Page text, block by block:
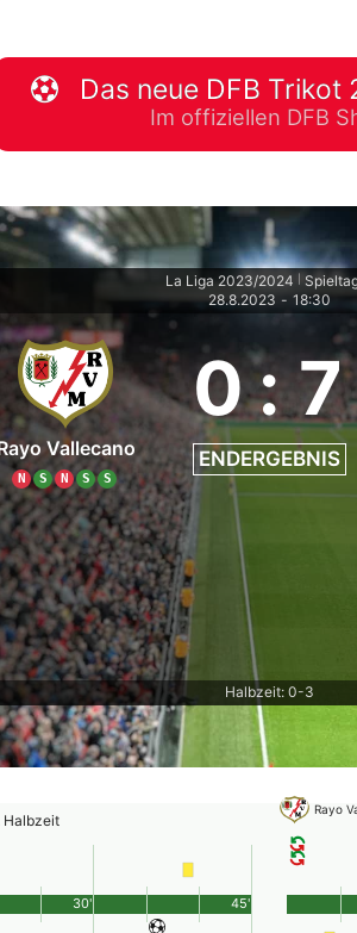
downloaden &
Das neue DFB Trikot
Im offiziellen DFB
La Liga 2023/2024
28.8.2023 - 18:30
Vallecano
N S N S S
0: 7
ENDERGEBNIS
Halbzeit: 0-3
Halbzeit
45'
30'
Rayo